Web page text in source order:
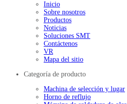
Inicio
Sobre nosotros
Productos
Noticias
Soluciones SMT
Contáctenos
VR
Mapa del sitio
Categoría de producto
Machina de selección y lugar
Horno de reflujo